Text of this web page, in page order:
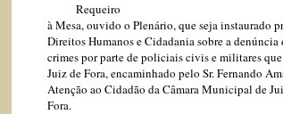
Requeiro
à Mesa, ouvido o Plenário, que seja instaurado
Direitos Humanos e Cidadania sobre a denúncia
crimes por parte de policiais civis e militares
Juiz de Fora, encaminhado pelo Sr. Fernando
Atenção ao Cidadão da Câmara Municipal de
Fora.